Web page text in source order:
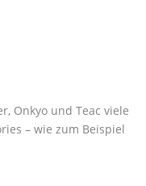
Onkyo und Teac viele
– wie zum Beispiel